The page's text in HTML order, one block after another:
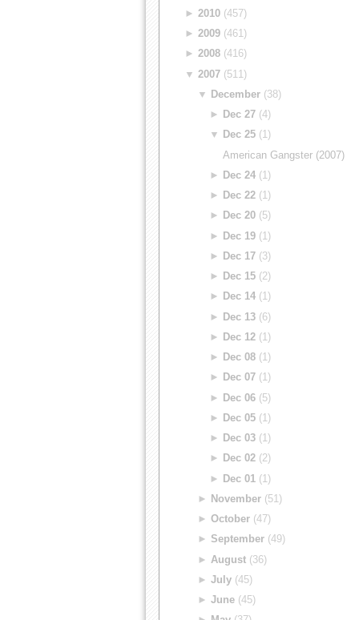
►2010 (457)
►2009 (461)
►2008 (416)
▼2007 (511)
▼
December(38)
►
Dec 27 (4)
▼
Dec 25 (1)
American Gangster (2007)
►
Dec 24 (1)
►
Dec 22 (1)
►
Dec 20 (5)
► Dec 19 (1)
►
Dec 17 (3)
►
Dec 15 (2)
►
Dec 14 (1)
► Dec 13 (6)
►
Dec 12 (1)
►
Dec 08 (1)
►
Dec 07 (1)
► Dec 06 (5)
►
Dec 05 (1)
►
Dec 03 (1)
►
Dec 02 (2)
► Dec 01 (1)
►
November(51)
► October(47)
► September(49)
► August(36)
► July(45)
► June(45)